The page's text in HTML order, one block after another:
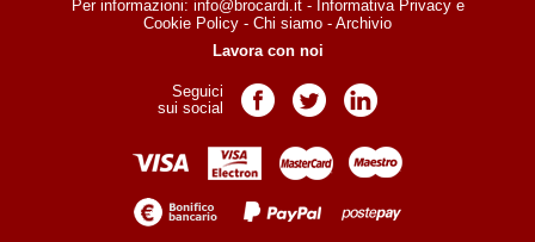
Per informazioni: info@brocardi.it- Informativa Privacye
Cookie Policy - Chi siamo - Archivio
Lavora con noi
Seguici
sui social
Pagina Facebook
Pagina TwitterPagina LinkedIn